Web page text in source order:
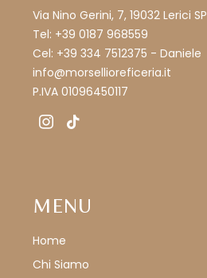
Via Nino Gerini, 7, 19032 Lerici SP
Tel: +39 0187 968559
Cel: +39 334 7512375 - Daniele
info@morsellioreficeria.it
P.IVA 01096450117
instagram
tiktok
MENU
Home
Chi Siamo